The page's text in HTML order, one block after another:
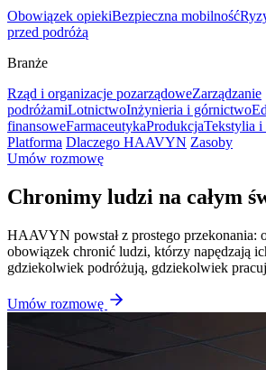
Obowiązek opiekiBezpieczna mobilność
przed podróżą
Branże
Rząd i organizacje pozarządoweZarządzanie
podróżamiLotnictwoInżynieria i górnictwo
finansoweFarmaceutykaProdukcjaTekstylia i
Platforma Dlaczego HAAVYN Zasoby
Umów rozmowę
Chronimy ludzi na całym
HAAVYN powstał z prostego przekonania:
obowiązek chronić ludzi, którzy napędzają
gdziekolwiek podróżują, gdziekolwiek
Umów rozmowę